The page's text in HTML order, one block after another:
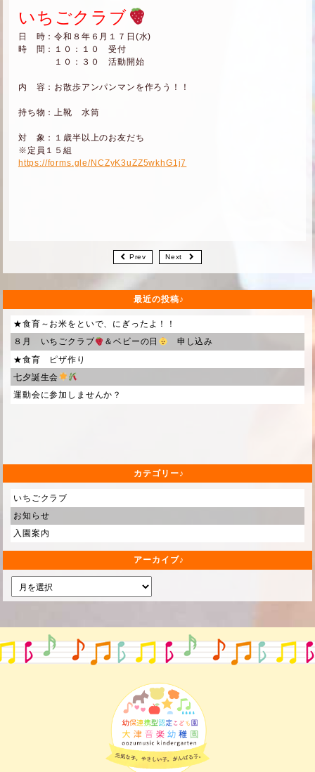
いちごクラブ
日 時：令和８年６月１７日(水)
時 間：１０：１０ 受付
１０：３０ 活動開始
内 容：お散歩アンパンマンを作ろう！！
持ち物：上靴 水筒
対 象：１歳半以上のお友だち
※定員１５組
https://forms.gle/NCZyK3uZZ5wkhG1j7
Prev Next
最近の投稿
★食育～お米をといで、にぎったよ！！
８月 いちごクラブ
＆ベビーの日
申し込み
★食育 ピザ作り
七夕誕生会
運動会に参加しませんか？
カテゴリー
いちごクラブ
お知らせ
入園案内
アーカイブ